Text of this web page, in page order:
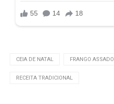
CEIA DE NATAL FRANGO ASSADO
RECEITA TRADICIONAL